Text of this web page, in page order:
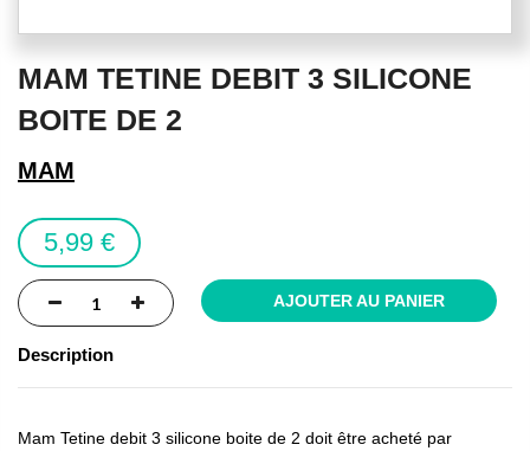
to
beginning
of
images
gallery
MAM TETINE DEBIT 3 SILICONE
BOITE DE 2
MAM
5,99 €
AJOUTER AU PANIER
Description
Mam Tetine debit 3 silicone boite de 2 doit être acheté par